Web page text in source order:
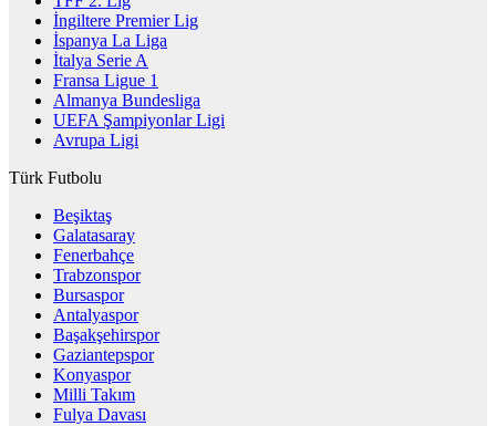
İngiltere Premier Lig
İspanya La Liga
İtalya Serie A
Fransa Ligue 1
Almanya Bundesliga
UEFA Şampiyonlar Ligi
Avrupa Ligi
Türk Futbolu
Beşiktaş
Galatasaray
Fenerbahçe
Trabzonspor
Bursaspor
Antalyaspor
Başakşehirspor
Gaziantepspor
Konyaspor
Milli Takım
Fulya Davası